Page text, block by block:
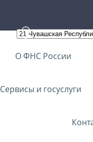
О ФНС России
Сервисы и госуслуги